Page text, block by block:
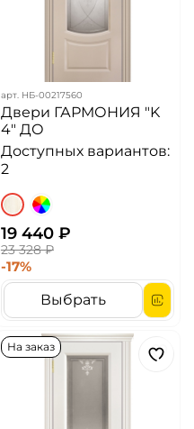
арт. НБ-00217560
Двери ГАРМОНИЯ "K
4" ДО
Доступных вариантов:
2
19 440 ₽
23 328 ₽
-17%
Выбрать
На заказ